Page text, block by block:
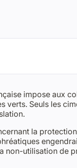
impose aux
verts. Seuls les
la
non-utilisation